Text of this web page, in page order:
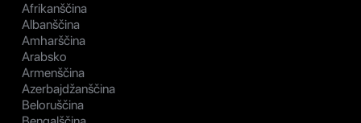
Afrikanščina
Albanščina
Amharščina
Arabsko
Armenščina
Azerbajdžanščina
Beloruščina